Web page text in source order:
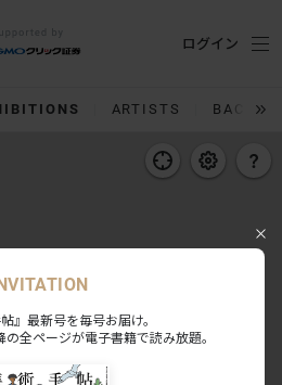
ARTISTS BACK
ログイン
INVITATION
』最新号を毎号お届け。
全ページが電子書籍で読み放題。